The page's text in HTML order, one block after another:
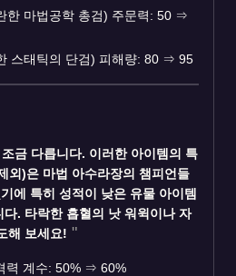
한 마법공학 총검) 주문력: 50 ⇒
스태틱의 단검) 피해량: 80 ⇒ 95
금 다릅니다. 이러한 아이템의 특
외)은 마법 아수라장의 챔피언들
에 특히 성적이 낮은 유물 아이템
. 타락한 흡혈의 낫 워윅이나 자
해 보세요!
력 계수: 50% ⇒ 60%